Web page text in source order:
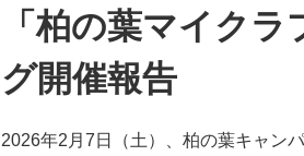
「柏の葉マイク
グ開催報告
2026年2月7日（土）、柏の葉キャン